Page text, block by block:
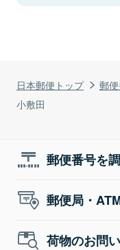
日本郵便トップ 郵
小敷田
郵便番号を
郵便局・
荷物のお問